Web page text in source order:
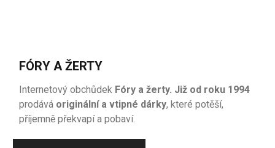
FÓRY A ŽERTY
Internetový obchůdek Fóry a žerty. Již od roku 1994
prodává originální a vtipné dárky, které potěší,
příjemně překvapí a pobaví.